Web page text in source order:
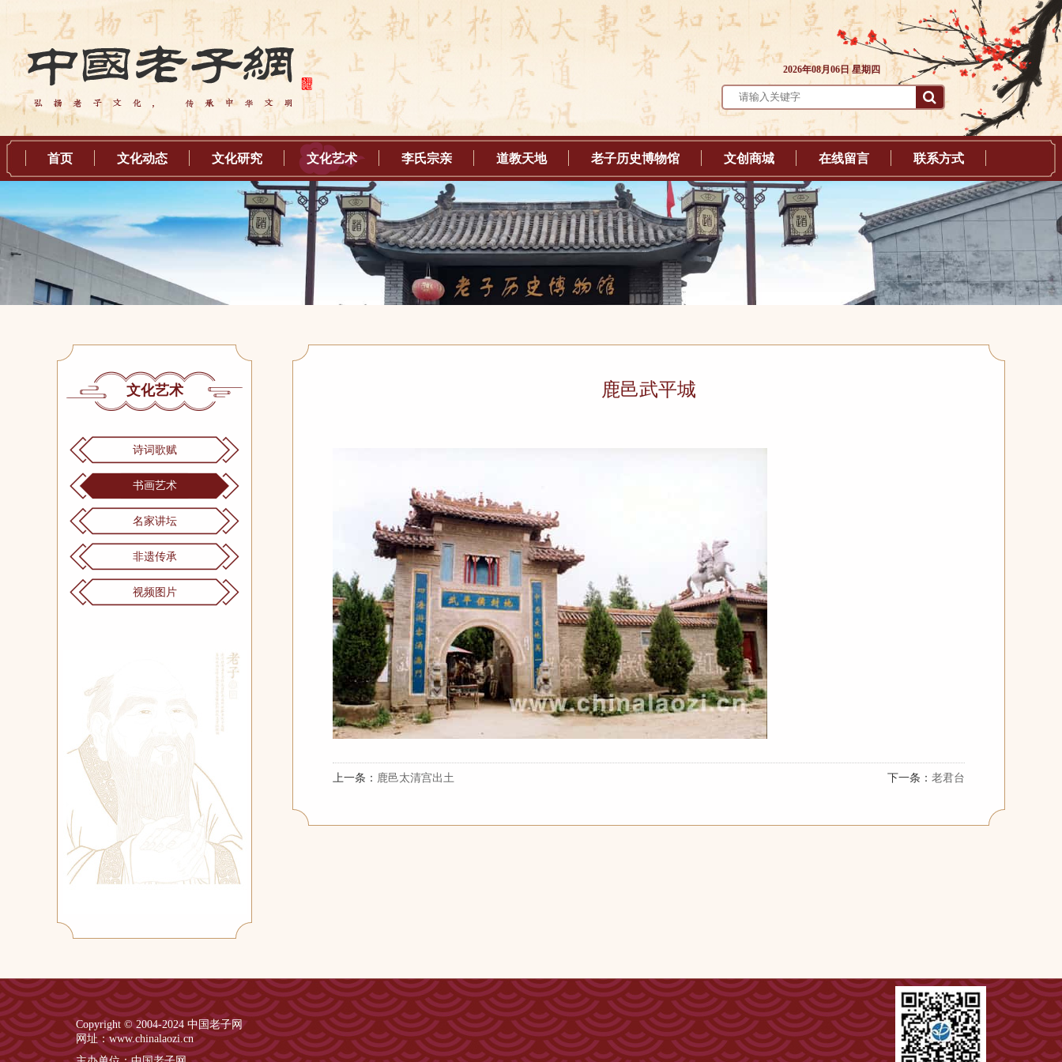
2026年08月06日 星期四
首页 文化动态 文化研究 文化艺术 李氏宗亲 道教天地 老子历史博物馆 文创商城 在线留言 联系方式
文化艺术
诗词歌赋
书画艺术
名家讲坛
非遗传承
视频图片
鹿邑武平城
上一条： 鹿邑太清宫出土 下一条： 老君台
Copyright © 2004-2024 中国老子网
网址：www.chinalaozi.cn